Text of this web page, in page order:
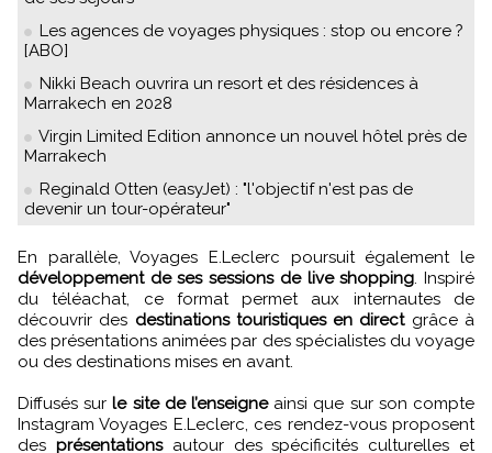
Les agences de voyages physiques : stop ou encore ?
[ABO]
Nikki Beach ouvrira un resort et des résidences à
Marrakech en 2028
Virgin Limited Edition annonce un nouvel hôtel près de
Marrakech
Reginald Otten (easyJet) : "l'objectif n'est pas de
devenir un tour-opérateur"
En parallèle, Voyages E.Leclerc poursuit également le
développement de ses sessions de live shopping. Inspiré
du téléachat, ce format permet aux internautes de
découvrir des destinations touristiques en direct grâce à
des présentations animées par des spécialistes du voyage
ou des destinations mises en avant.
Diffusés surle site de l’enseigneainsi que sur son compte
Instagram Voyages E.Leclerc, ces rendez-vous proposent
des présentationsautour des spécificités culturelles et